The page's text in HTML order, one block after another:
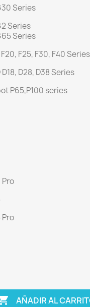
Series
Series
Series
F25, F30, F40 Series
D28, D38 Series
P65,P100 series
Pro
Pro
AÑADIR AL